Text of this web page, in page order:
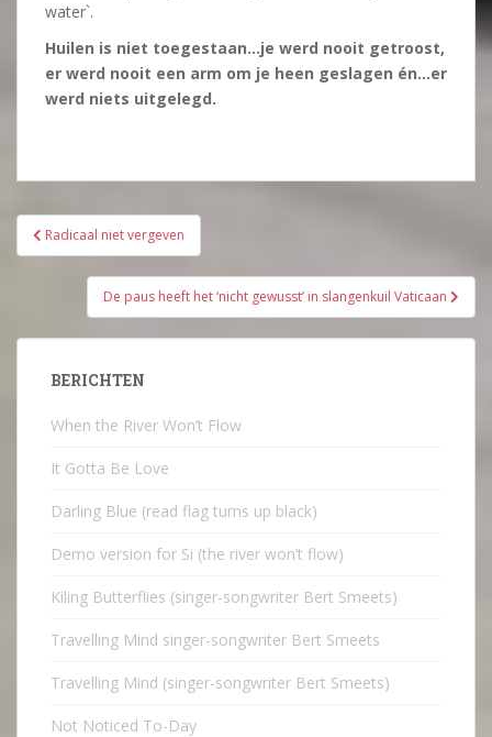
water`.
Huilen is niet toegestaan…je werd nooit getroost,
er werd nooit een arm om je heen geslagen én…er
werd niets uitgelegd.
Bericht
navigatie
Radicaal niet vergeven
De paus heeft het ‘nicht gewusst’ in slangenkuil Vaticaan
BERICHTEN
When the River Won’t Flow
It Gotta Be Love
Darling Blue (read flag turns up black)
Demo version for Si (the river won’t flow)
Kiling Butterflies (singer-songwriter Bert Smeets)
Travelling Mind singer-songwriter Bert Smeets
Travelling Mind (singer-songwriter Bert Smeets)
Not Noticed To-Day